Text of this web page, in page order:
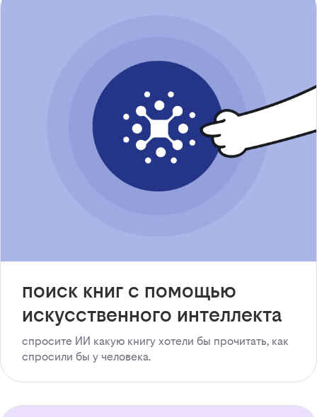
поиск книг с помощью
искусственного интеллекта
спросите ИИ какую книгу хотели бы прочитать, как
спросили бы у человека.